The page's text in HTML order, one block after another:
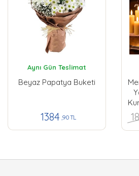
Aynı Gün Teslimat
Beyaz Papatya Buketi
1384 ,90 TL